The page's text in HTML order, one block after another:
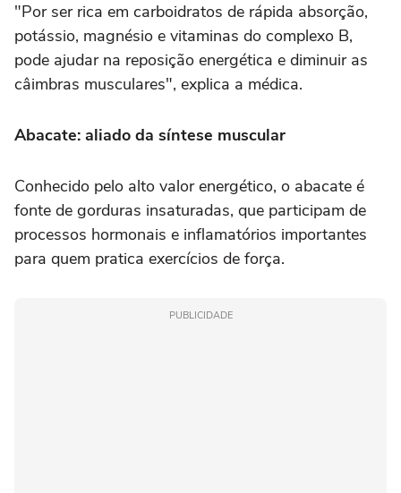
"Por ser rica em carboidratos de rápida absorção,
potássio, magnésio e vitaminas do complexo B,
pode ajudar na reposição energética e diminuir as
câimbras musculares", explica a médica.
Abacate: aliado da síntese muscular
Conhecido pelo alto valor energético, o abacate é
fonte de gorduras insaturadas, que participam de
processos hormonais e inflamatórios importantes
para quem pratica exercícios de força.
PUBLICIDADE